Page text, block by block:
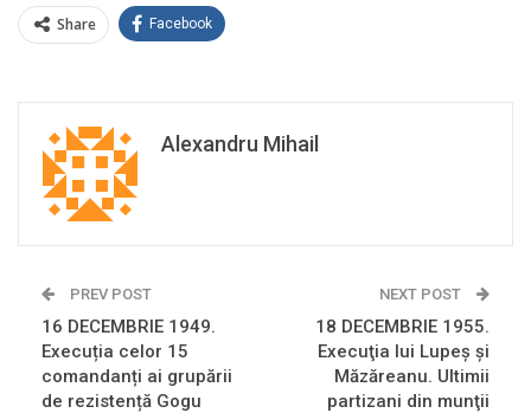
Share Facebook
Alexandru Mihail
PREV POST
16 DECEMBRIE 1949.
Execuția celor 15
comandanți ai grupării
de rezistență Gogu
NEXT POST
18 DECEMBRIE 1955.
Execuţia lui Lupeş şi
Măzăreanu. Ultimii
partizani din munţii